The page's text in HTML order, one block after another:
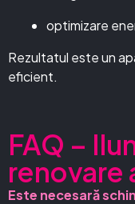
optimizare
Rezultatul este un
eficient.
FAQ –
renovare
Este necesară